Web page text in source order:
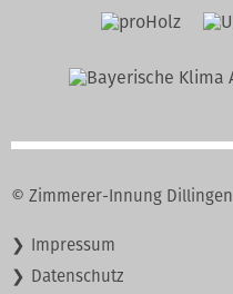
© Zimmerer-Innung Dillingen
Navigation
überspringen
Impressum
Datenschutz